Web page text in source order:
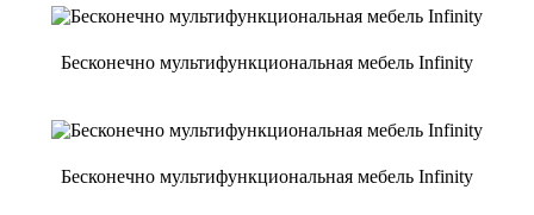
Бесконечно мультифункциональная мебель Infinity
Бесконечно мультифункциональная мебель Infinity